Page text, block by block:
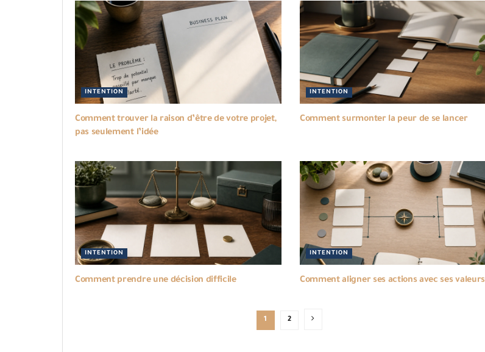
INTENTION
Comment trouver la raison d’être de votre projet,
pas seulement l’idée
INTENTION
Comment surmonter la peur de se lancer
INTENTION
Comment prendre une décision difficile
INTENTION
Comment aligner ses actions avec ses valeurs
1 2